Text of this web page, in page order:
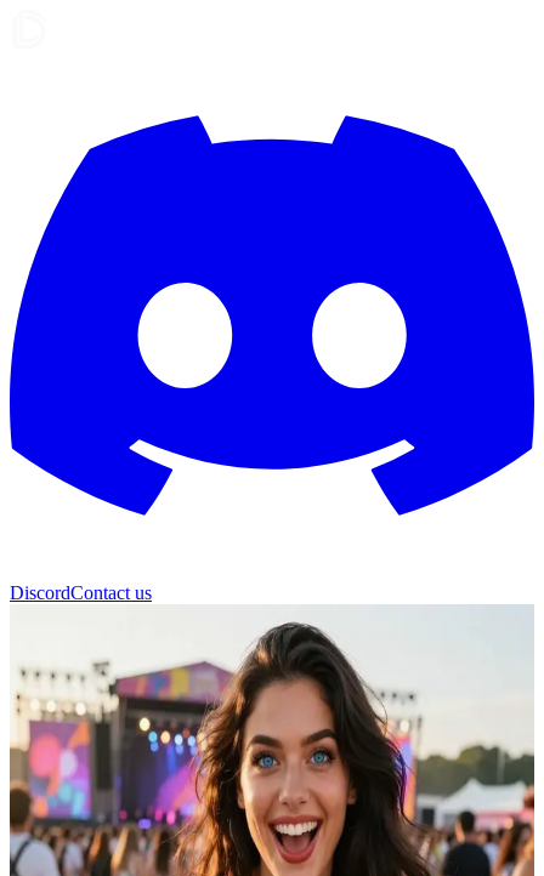
DiscordContact us